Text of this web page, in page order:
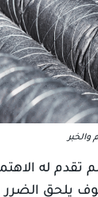
له
يلحق الضرر